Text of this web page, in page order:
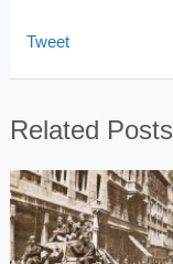
Tweet
Related Posts